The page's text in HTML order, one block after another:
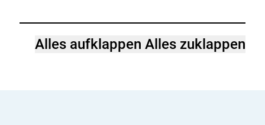
Alles aufklappenAlles zuklappen